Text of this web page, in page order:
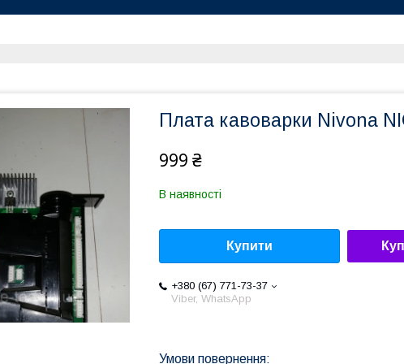
Плата кавоварки Nivona
999 ₴
В наявності
Купити
+380 (67) 771-73-37
Viber, WhatsApp